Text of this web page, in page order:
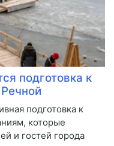
подготовка к
подготовка к
которые
и гостей города